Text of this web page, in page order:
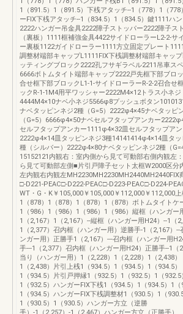
1（891.5）1（891.5）下桟アタッチ--1（778）1（778
ーFIX下桟アタッチ--1（834.5）1（834.5）鍵1111ハ
2222ハンガー吊金具2222障子ストッパー2222障子ス
（裏板）1111框補強金具4422サイドローラーL2-2-サ
ー裏板1122ガイドローラー1111方立固定プレート
調整材端部キャップL1111FIX下桟調整材端部キャップ
ッティングブロック2222孔フサギラベル2211吊車ス
6666ボトムタイト端部キャップ2222戸先框下部ブロ
合せ框下部ブロックL1-1-サイドローラーR-2-2召合せ
ックR-1-1M4用平ワッシャー2222M4×12トラス小ネジ
4444M4×10ナベ小ネジ5566φ8プッシュボタン
ナベタッピンネジ2種（G=5）2222φ4×45ナベタッピ
（G=5）6666φ4×50ナベセルフタップアンカー
セルフタップアンカー1111φ4×32皿セルフタップア
2222φ4×14皿タッピンネジ3種14141414φ4×14皿タ
種（シルバー）2222φ4×80ナベタッピンネジ2種（
15152121内観右：室内側から見て可動部右側内観左
ら見て可動部左側■片引戸障子セット太框W2000区分
左内観右内観左MH2230MH2230MH2440MH2440FIX
□-D221-PEAC□-D222-PEAC□-D223-PEAC□-D224-
WT・G・K￥105,000￥105,000￥112,000￥112,000
1（878）1（878）1（878）1（878）ボトムタイトケ
1（986）1（986）1（986）1（986）縦框（ハンガー
1（2,167）1（2,167）--縦框（ハンガー用H24）--1（
1（2,377）召内框（ハンガー用）逆勝手-1（2,167）--
ンガー用）正勝手1（2,167）---召内框（ハンガー用
手---1（2,377）召内框（ハンガー用H24）正勝手--1（
当り（ハンガー用）1（2,228）1（2,228）1（2,438）
1（2,438）片引上桟1（934.5）1（934.5）1（934.5）
1（934.5）片引戸押縁1（932.5）1（932.5）1（932.5
1（932.5）ハンガーFIX下桟1（934.5）1（934.5）1（
1（934.5）ハンガーFIX下桟調整材1（930.5）1（930.5
1（930.5）1（930.5）ハンガー方立（逆勝
手）-1（2,257）-1（2,467）ハンガー方立（正勝手）